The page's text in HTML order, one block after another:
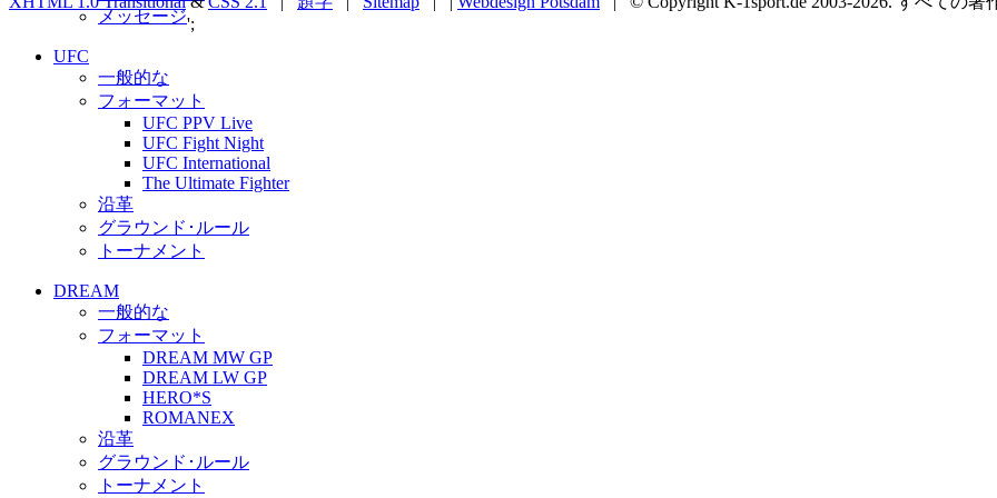
メッセージ
UFC
一般的な
フォーマット
UFC PPV Live
UFC Fight Night
UFC International
The Ultimate Fighter
沿革
グラウンド･ルール
トーナメント
DREAM
一般的な
フォーマット
DREAM MW GP
DREAM LW GP
HERO*S
ROMANEX
沿革
グラウンド･ルール
トーナメント
';